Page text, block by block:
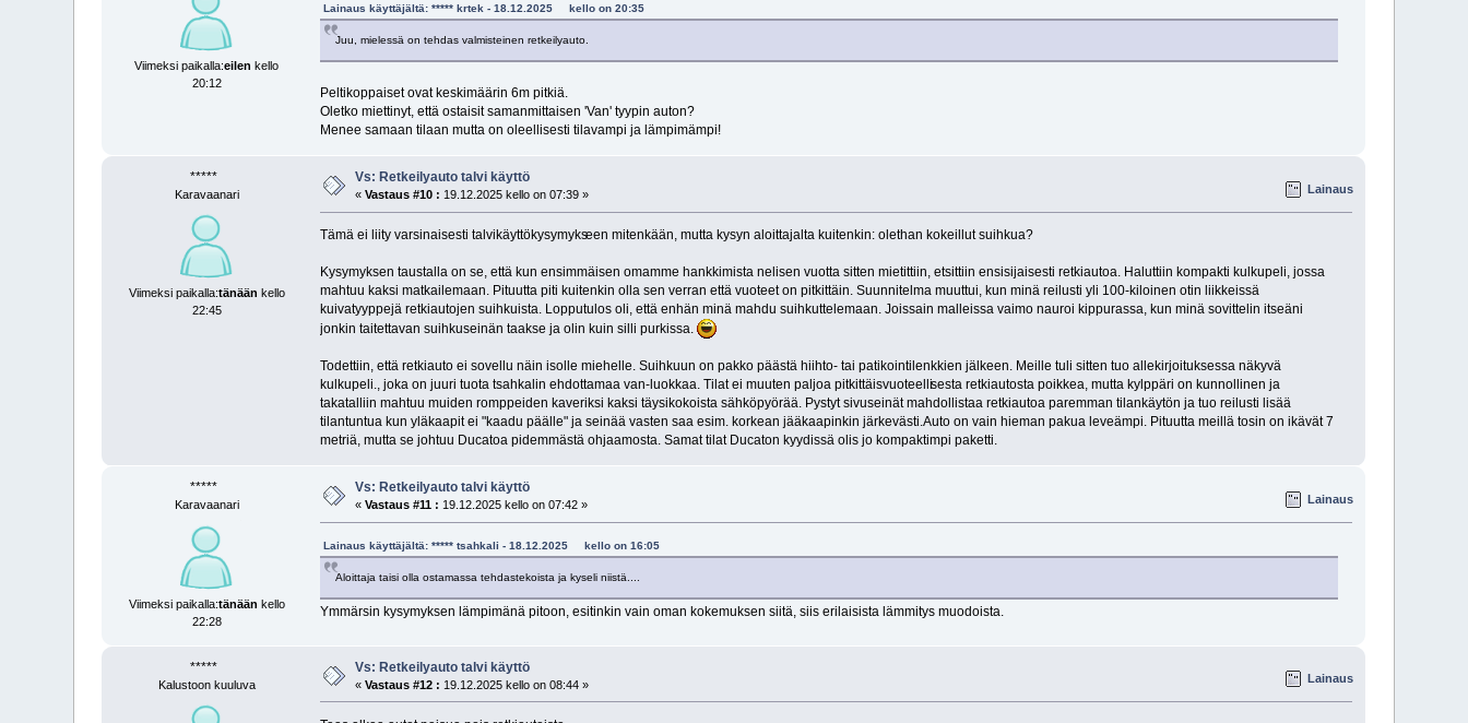
Viimeksi paikalla:eilen kello
20:12
Lainaus käyttäjältä: ***** krtek - 18.12.2025 kello on 20:35
Juu, mielessä on tehdas valmisteinen retkeilyauto.
Peltikoppaiset ovat keskimäärin 6m pitkiä.
Oletko miettinyt, että ostaisit samanmittaisen 'Van' tyypin auton?
Menee samaan tilaan mutta on oleellisesti tilavampi ja lämpimämpi!
*****
Karavaanari
Viimeksi paikalla:tänään kello
22:45
Vs: Retkeilyauto talvi käyttö
«Vastaus #10 : 19.12.2025 kello on 07:39 » Lainaus
Tämä ei liity varsinaisesti talvikäyttökysymykseen mitenkään, mutta kysyn aloittajalta kuitenkin: olethan kokeillut suihkua?
Kysymyksen taustalla on se, että kun ensimmäisen omamme hankkimista nelisen vuotta sitten mietittiin, etsittiin ensisijaisesti retkiautoa. Haluttiin kompakti kulkupeli, jossa
mahtuu kaksi matkailemaan. Pituutta piti kuitenkin olla sen verran että vuoteet on pitkittäin. Suunnitelma muuttui, kun minä reilusti yli 100-kiloinen otin liikkeissä
kuivatyyppejä retkiautojen suihkuista. Lopputulos oli, että enhän minä mahdu suihkuttelemaan. Joissain malleissa vaimo nauroi kippurassa, kun minä sovittelin itseäni
jonkin taitettavan suihkuseinän taakse ja olin kuin silli purkissa.
Todettiin, että retkiauto ei sovellu näin isolle miehelle. Suihkuun on pakko päästä hiihto- tai patikointilenkkien jälkeen. Meille tuli sitten tuo allekirjoituksessa näkyvä
kulkupeli., joka on juuri tuota tsahkalin ehdottamaa van-luokkaa. Tilat ei muuten paljoa pitkittäisvuoteellisesta retkiautosta poikkea, mutta kylppäri on kunnollinen ja
takatalliin mahtuu muiden romppeiden kaveriksi kaksi täysikokoista sähköpyörää. Pystyt sivuseinät mahdollistaa retkiautoa paremman tilankäytön ja tuo reilusti lisää
tilantuntua kun yläkaapit ei "kaadu päälle" ja seinää vasten saa esim. korkean jääkaapinkin järkevästi.Auto on vain hieman pakua leveämpi. Pituutta meillä tosin on ikävät 7
metriä, mutta se johtuu Ducatoa pidemmästä ohjaamosta. Samat tilat Ducaton kyydissä olis jo kompaktimpi paketti.
*****
Karavaanari
Viimeksi paikalla:tänään kello
22:28
Vs: Retkeilyauto talvi käyttö
«Vastaus #11 : 19.12.2025 kello on 07:42 » Lainaus
Lainaus käyttäjältä: ***** tsahkali - 18.12.2025 kello on 16:05
Aloittaja taisi olla ostamassa tehdastekoista ja kyseli niistä....
Ymmärsin kysymyksen lämpimänä pitoon, esitinkin vain oman kokemuksen siitä, siis erilaisista lämmitys muodoista.
*****
Kalustoon kuuluva
Vs: Retkeilyauto talvi käyttö
«Vastaus #12 : 19.12.2025 kello on 08:44 » Lainaus